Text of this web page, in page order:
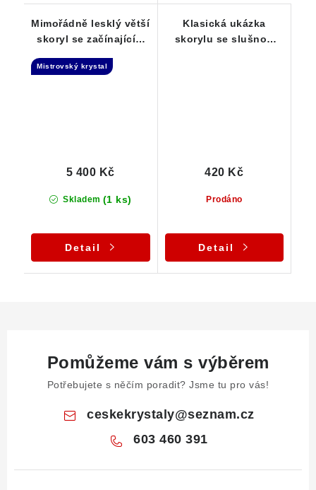
Mimořádně lesklý větší
skoryl se začínajícím
Samoléčitel
Mistrovský krystal
Skladem (1 ks)
5 400 Kč
Detail
Klasická ukázka
skorylu se slušnou
Prodáno
420 Kč
Detail
Pomůžeme vám s výběrem
Potřebujete s něčím poradit? Jsme tu pro vás!
ceskekrystaly@seznam.cz
603 460 391